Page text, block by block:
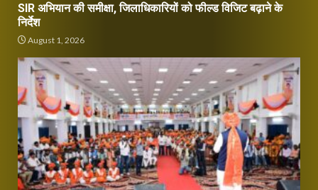
SIR अभियान की समीक्षा, जिलाधिकारियों को फील्ड विजिट बढ़ाने के
निर्देश
August 1, 2026